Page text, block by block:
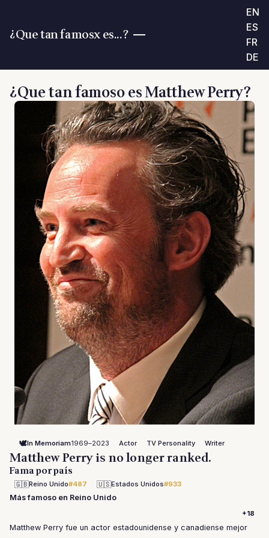
¿Que tan famosx es...?
EN
ES
FR
DE
¿Que tan famoso es Matthew Perry?
🕊️In Memoriam1969–2023 Actor TV Personality Writer
Matthew Perry is no longer ranked.
Fama por país
🇬🇧Reino Unido#487 🇺🇸Estados Unidos#933
Más famoso en Reino Unido
+18
Matthew Perry fue un actor estadounidense y canadiense mejor